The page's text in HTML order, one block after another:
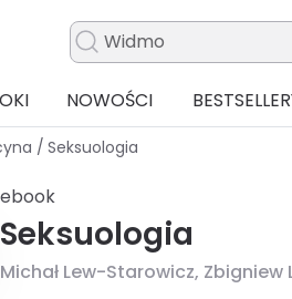
NOWOŚCI
/ Seksuologia
ebook
Seksuologia
Michał Lew-Starowicz, Zbigniew